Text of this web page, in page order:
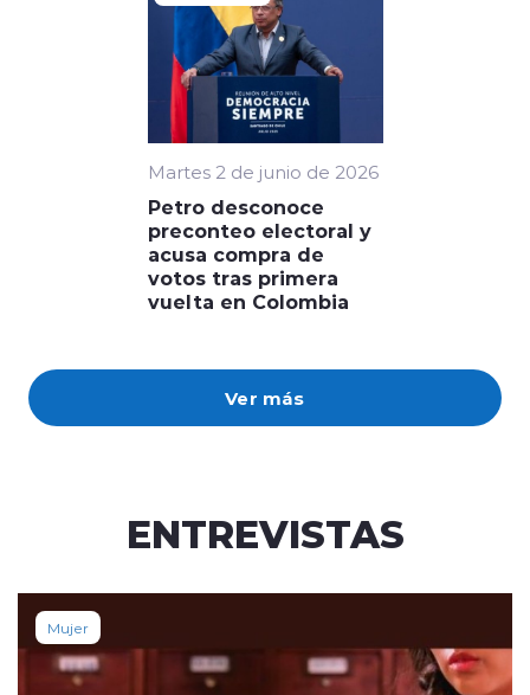
Ver más
Martes 2 de junio de 2026
Petro desconoce
preconteo electoral y
acusa compra de
votos tras primera
vuelta en Colombia
ENTREVISTAS
Mujer